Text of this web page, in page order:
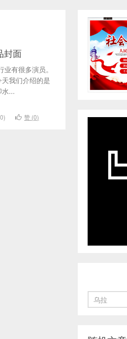
封面
有很多演员。
我们介绍的是
...
赞 (0)